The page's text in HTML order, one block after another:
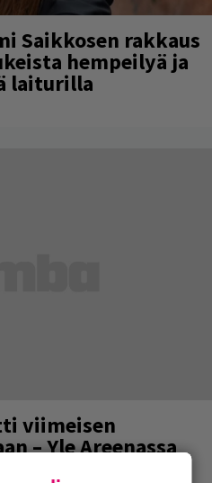
Saikkosen rakkaus
hempeilyä ja
laiturilla
viimeisen
– Yle Areenassa